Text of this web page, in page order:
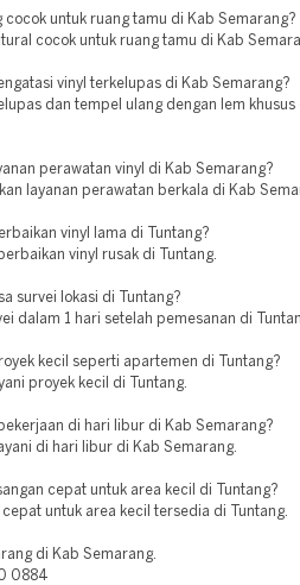
cocok untuk ruang tamu di Kab Semarang?
cocok untuk ruang tamu di Kab
vinyl terkelupas di Kab Semarang?
dan tempel ulang dengan lem khusus
perawatan vinyl di Kab Semarang?
layanan perawatan berkala di Kab
vinyl lama di Tuntang?
vinyl rusak di Tuntang.
survei lokasi di Tuntang?
dalam 1 hari setelah pemesanan di
kecil seperti apartemen di Tuntang?
proyek kecil di Tuntang.
di hari libur di Kab Semarang?
di hari libur di Kab Semarang.
cepat untuk area kecil di Tuntang?
cepat untuk area kecil tersedia di Tuntang.
di Kab Semarang.
0884